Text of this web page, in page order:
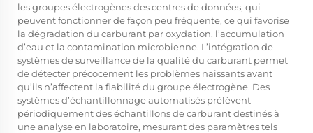
les groupes électrogènes des centres de données, qui
peuvent fonctionner de façon peu fréquente, ce qui favorise
la dégradation du carburant par oxydation, l’accumulation
d’eau et la contamination microbienne. L’intégration de
systèmes de surveillance de la qualité du carburant permet
de détecter précocement les problèmes naissants avant
qu’ils n’affectent la fiabilité du groupe électrogène. Des
systèmes d’échantillonnage automatisés prélèvent
périodiquement des échantillons de carburant destinés à
une analyse en laboratoire, mesurant des paramètres tels